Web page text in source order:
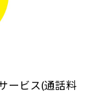
ービス(通話料